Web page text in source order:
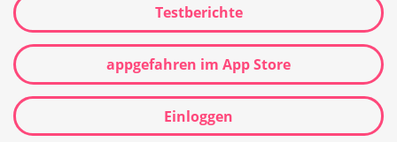
Testberichte
appgefahren im App Store
Einloggen